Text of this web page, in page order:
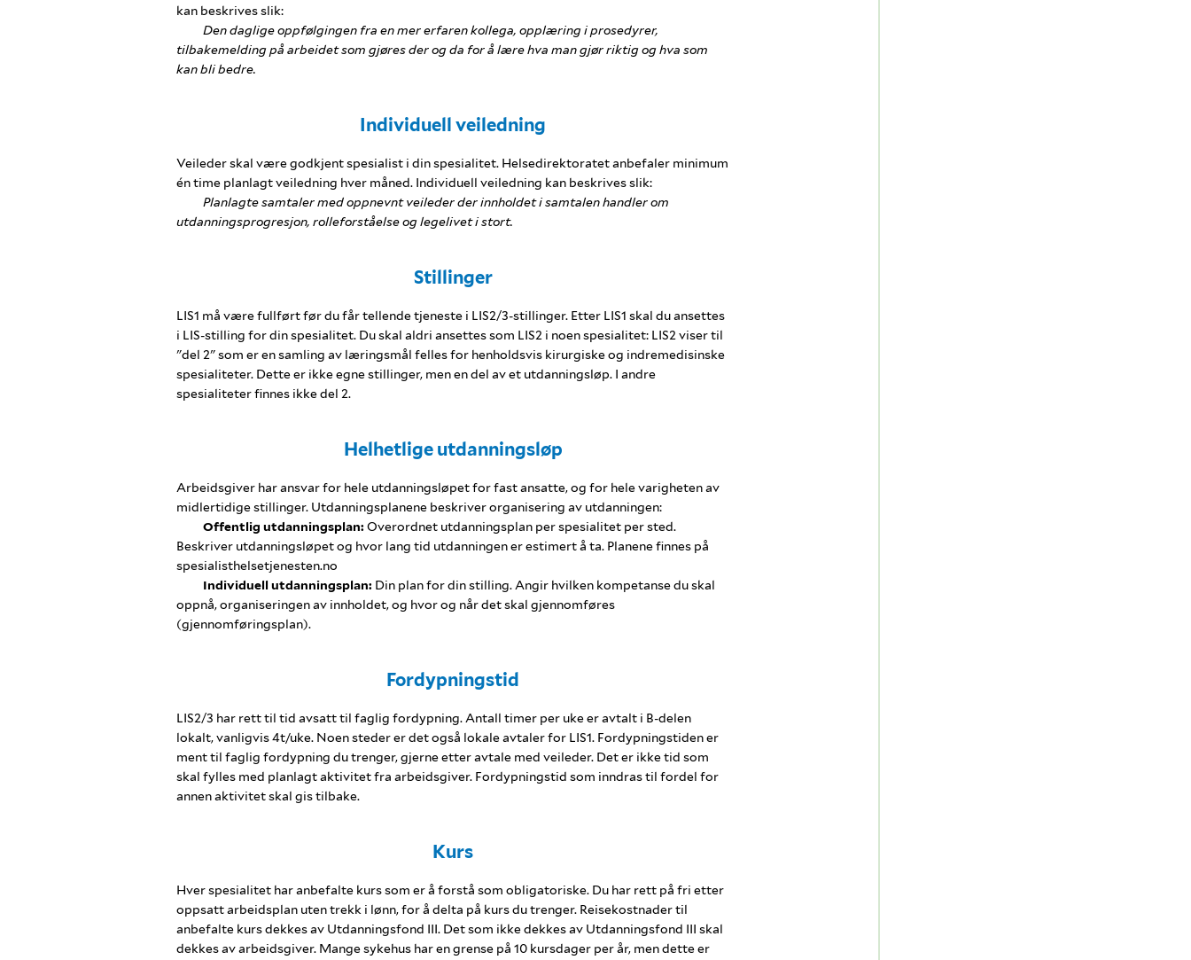
kan beskrives slik:
Den daglige oppfølgingen fra en mer erfaren kollega, opplæring i prosedyrer,
tilbakemelding på arbeidet som gjøres der og da for å lære hva man gjør riktig og hva som
kan bli bedre.
Individuell veiledning
Veileder skal være godkjent spesialist i din spesialitet. Helsedirektoratet anbefaler minimum
én time planlagt veiledning hver måned. Individuell veiledning kan beskrives slik:
Planlagte samtaler med oppnevnt veileder der innholdet i samtalen handler om
utdanningsprogresjon, rolleforståelse og legelivet i stort.
Stillinger
LIS1 må være fullført før du får tellende tjeneste i LIS2/3-stillinger. Etter LIS1 skal du ansettes
i LIS-stilling for din spesialitet. Du skal aldri ansettes som LIS2 i noen spesialitet: LIS2 viser til
"del 2" som er en samling av læringsmål felles for henholdsvis kirurgiske og indremedisinske
spesialiteter. Dette er ikke egne stillinger, men en del av et utdanningsløp. I andre
spesialiteter finnes ikke del 2.
Helhetlige utdanningsløp
Arbeidsgiver har ansvar for hele utdanningsløpet for fast ansatte, og for hele varigheten av
midlertidige stillinger. Utdanningsplanene beskriver organisering av utdanningen:
Offentlig utdanningsplan: Overordnet utdanningsplan per spesialitet per sted.
Beskriver utdanningsløpet og hvor lang tid utdanningen er estimert å ta. Planene finnes på
spesialisthelsetjenesten.no
Individuell utdanningsplan: Din plan for din stilling. Angir hvilken kompetanse du skal
oppnå, organiseringen av innholdet, og hvor og når det skal gjennomføres
(gjennomføringsplan).
Fordypningstid
LIS2/3 har rett til tid avsatt til faglig fordypning. Antall timer per uke er avtalt i B-delen
lokalt, vanligvis 4t/uke. Noen steder er det også lokale avtaler for LIS1. Fordypningstiden er
ment til faglig fordypning du trenger, gjerne etter avtale med veileder. Det er ikke tid som
skal fylles med planlagt aktivitet fra arbeidsgiver. Fordypningstid som inndras til fordel for
annen aktivitet skal gis tilbake.
Kurs
Hver spesialitet har anbefalte kurs som er å forstå som obligatoriske. Du har rett på fri etter
oppsatt arbeidsplan uten trekk i lønn, for å delta på kurs du trenger. Reisekostnader til
anbefalte kurs dekkes av Utdanningsfond III. Det som ikke dekkes av Utdanningsfond III skal
dekkes av arbeidsgiver. Mange sykehus har en grense på 10 kursdager per år, men dette er